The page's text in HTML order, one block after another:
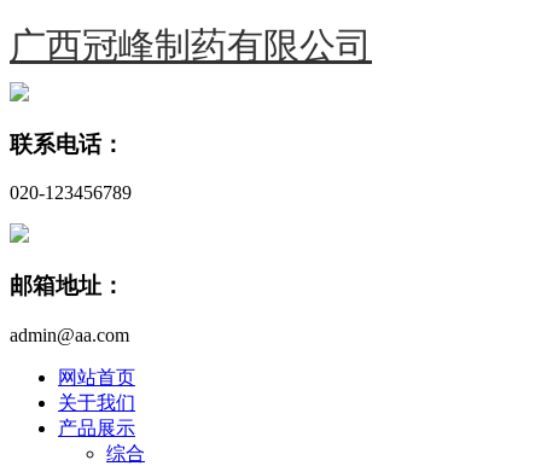
广西冠峰制药有限公司
联系电话：
020-123456789
邮箱地址：
admin@aa.com
网站首页
关于我们
产品展示
综合